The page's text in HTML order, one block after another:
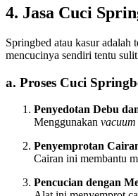
4. Jasa Cuci
Springbed atau kasur adalah
mencucinya sendiri tentu
a. Proses Cuci
Penyedotan Debu
Menggunakan
Penyemprotan
Cairan ini membantu
Pencucian dengan